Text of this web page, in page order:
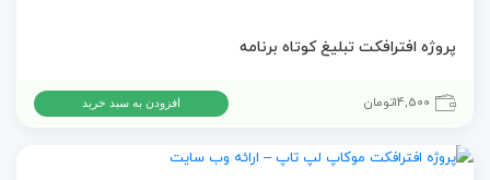
پروژه افترافکت تبلیغ کوتاه برنامه
14,500تومان افزودن به سبد خرید